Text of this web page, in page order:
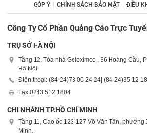
GÓP Ý CHÍNH SÁCH BẢO MẬT ĐIỀU
Công Ty Cổ Phần Quảng Cáo Trực
TRỤ SỞ HÀ NỘI
Tầng 12, Tòa nhà Geleximco , 36 Hoàng Cầu,
Hà Nội
Điện thoại: (84-24)73 00 24 24 | (84-24)35 12
Fax:0243 512 1804
CHI NHÁNH TP.HỒ CHÍ MINH
Tầng 11, Cao ốc 123-127 Võ Văn Tần, phường
Minh.